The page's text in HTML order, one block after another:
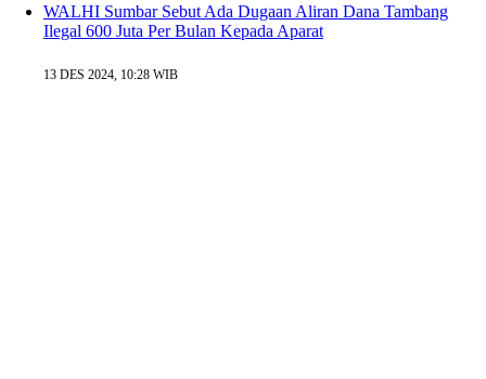
WALHI Sumbar Sebut Ada Dugaan Aliran Dana Tambang
Ilegal 600 Juta Per Bulan Kepada Aparat
13 DES 2024, 10:28 WIB